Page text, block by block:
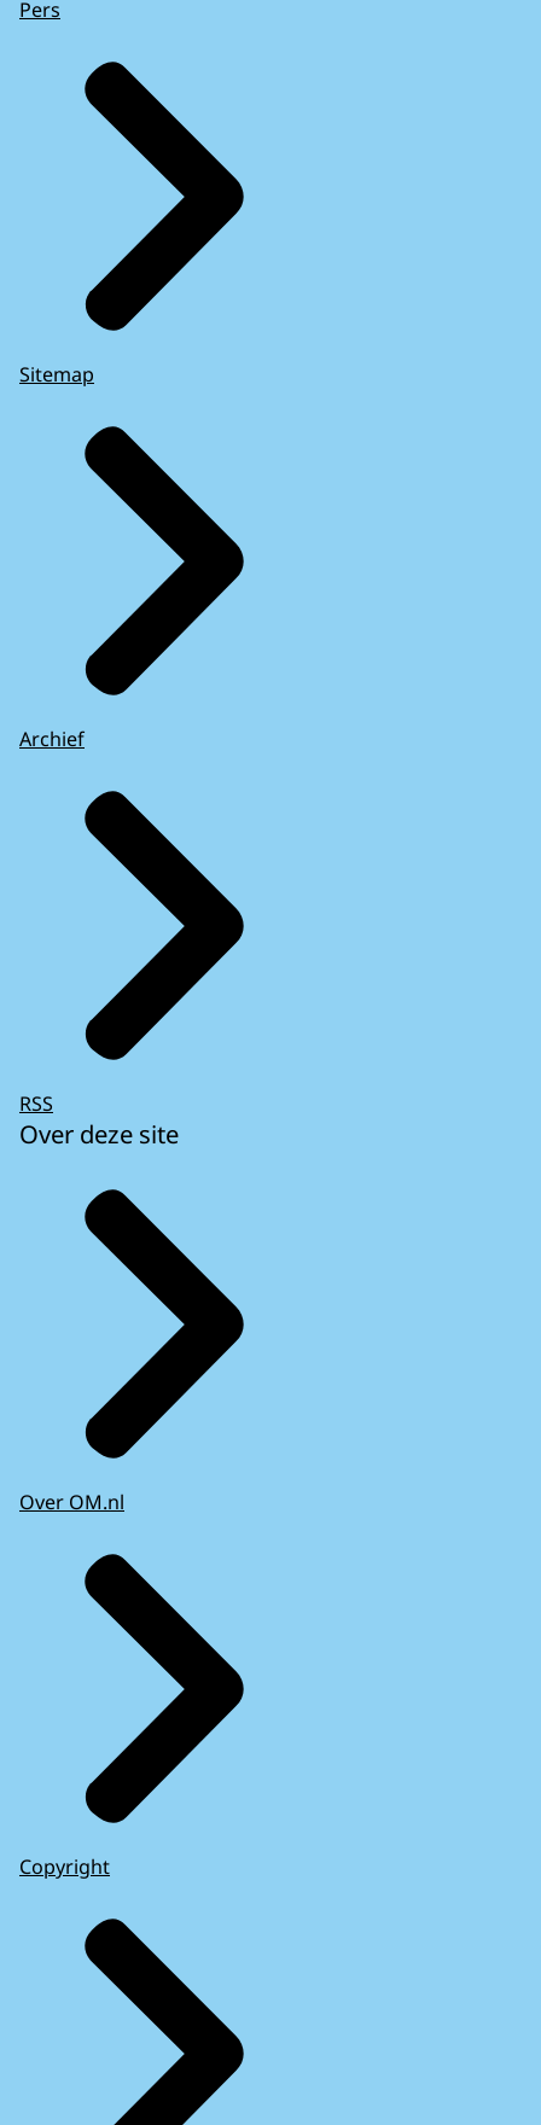
Pers
Sitemap
Archief
RSS
Over deze site
Over OM.nl
Copyright